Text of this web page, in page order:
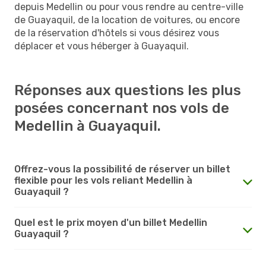
depuis Medellin ou pour vous rendre au centre-ville
de Guayaquil, de la location de voitures, ou encore
de la réservation d'hôtels si vous désirez vous
déplacer et vous héberger à Guayaquil.
Réponses aux questions les plus
posées concernant nos vols de
Medellin à Guayaquil.
Offrez-vous la possibilité de réserver un billet
flexible pour les vols reliant Medellin à
Guayaquil ?
Quel est le prix moyen d'un billet Medellin
Guayaquil ?